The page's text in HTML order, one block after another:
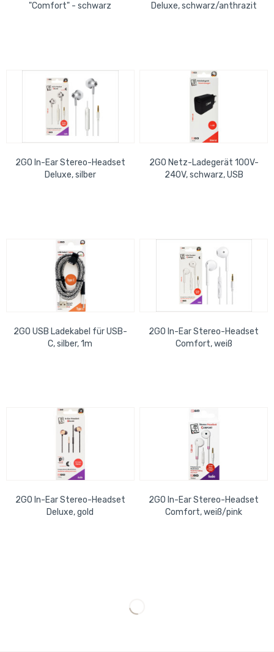
"Comfort" - schwarz
Deluxe, schwarz/anthrazit
2GO In-Ear Stereo-Headset
Deluxe, silber
2GO Netz-Ladegerät 100V-
240V, schwarz, USB
2GO USB Ladekabel für USB-
C, silber, 1m
2GO In-Ear Stereo-Headset
Comfort, weiß
2GO In-Ear Stereo-Headset
Deluxe, gold
2GO In-Ear Stereo-Headset
Comfort, weiß/pink